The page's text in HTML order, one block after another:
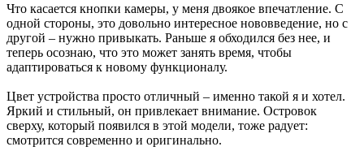
Что касается кнопки камеры, у меня двоякое впечатление. С
одной стороны, это довольно интересное нововведение, но с
другой – нужно привыкать. Раньше я обходился без нее, и
теперь осознаю, что это может занять время, чтобы
адаптироваться к новому функционалу.
Цвет устройства просто отличный – именно такой я и хотел.
Яркий и стильный, он привлекает внимание. Островок
сверху, который появился в этой модели, тоже радует:
смотрится современно и оригинально.